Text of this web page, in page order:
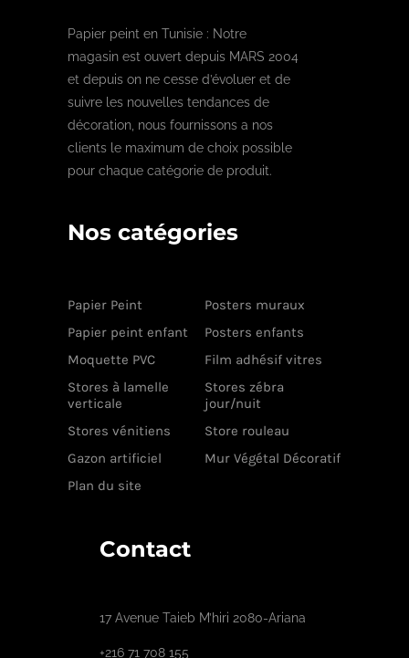
Papier peint en Tunisie : Notre
magasin est ouvert depuis MARS 2004
et depuis on ne cesse d’évoluer et de
suivre les nouvelles tendances de
décoration, nous fournissons a nos
clients le maximum de choix possible
pour chaque catégorie de produit.
Nos catégories
Papier Peint
Posters muraux
Papier peint enfant
Posters enfants
Moquette PVC
Film adhésif vitres
Stores à lamelle
verticale
Stores zébra
jour/nuit
Stores vénitiens
Store rouleau
Gazon artificiel
Mur Végétal Décoratif
Plan du site
Contact
17 Avenue Taieb M’hiri 2080-Ariana
+216 71 708 155